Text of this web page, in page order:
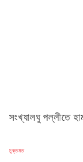
সংখ্যালঘু পল্লীতে
মুক্তমত